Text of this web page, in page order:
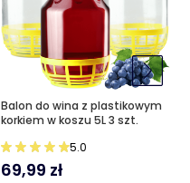
Balon do wina z plastikowym
korkiem w koszu 5L 3 szt.
5.0
69,99 zł